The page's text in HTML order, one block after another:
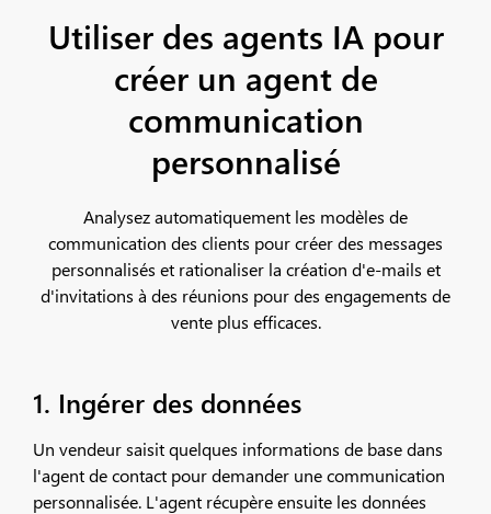
Utiliser des agents IA pour
créer un agent de
communication
personnalisé
Analysez automatiquement les modèles de
communication des clients pour créer des messages
personnalisés et rationaliser la création d'e-mails et
d'invitations à des réunions pour des engagements de
vente plus efficaces.
1. Ingérer des données
Un vendeur saisit quelques informations de base dans
l'agent de contact pour demander une communication
personnalisée. L'agent récupère ensuite les données